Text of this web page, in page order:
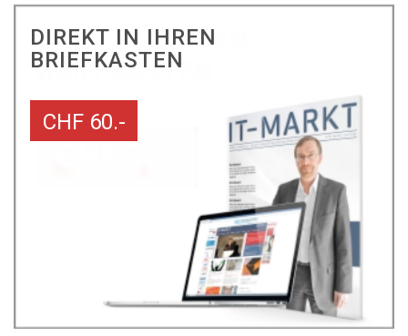
DIREKT IN IHREN
BRIEFKASTEN
CHF 60.-